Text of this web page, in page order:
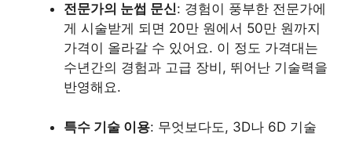
전문가의 눈썹 문신: 경험이 풍부한 전문가에
게 시술받게 되면 20만 원에서 50만 원까지
가격이 올라갈 수 있어요. 이 정도 가격대는
수년간의 경험과 고급 장비, 뛰어난 기술력을
반영해요.
특수 기술 이용: 무엇보다도, 3D나 6D 기술